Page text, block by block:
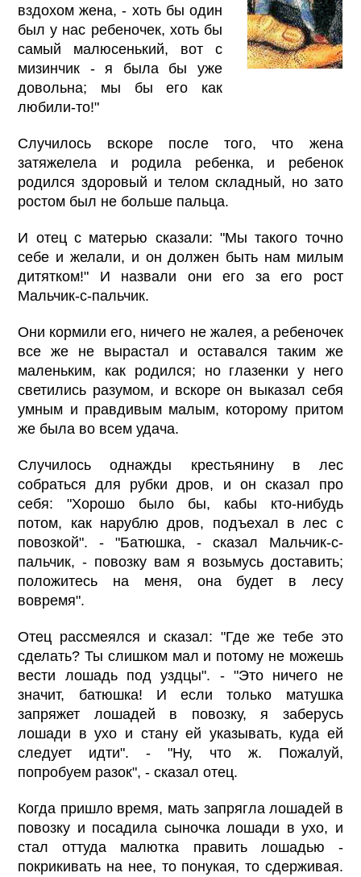
вздохом жена, - хоть бы один
был у нас ребеночек, хоть бы
самый малюсенький, вот с
мизинчик - я была бы уже
довольна; мы бы его как
любили-то!"
Случилось вскоре после того, что жена
затяжелела и родила ребенка, и ребенок
родился здоровый и телом складный, но зато
ростом был не больше пальца.
И отец с матерью сказали: "Мы такого точно
себе и желали, и он должен быть нам милым
дитятком!" И назвали они его за его рост
Мальчик-с-пальчик.
Они кормили его, ничего не жалея, а ребеночек
все же не вырастал и оставался таким же
маленьким, как родился; но глазенки у него
светились разумом, и вскоре он выказал себя
умным и правдивым малым, которому притом
же была во всем удача.
Случилось однажды крестьянину в лес
собраться для рубки дров, и он сказал про
себя: "Хорошо было бы, кабы кто-нибудь
потом, как нарублю дров, подъехал в лес с
повозкой". - "Батюшка, - сказал Мальчик-с-
пальчик, - повозку вам я возьмусь доставить;
положитесь на меня, она будет в лесу
вовремя".
Отец рассмеялся и сказал: "Где же тебе это
сделать? Ты слишком мал и потому не можешь
вести лошадь под уздцы". - "Это ничего не
значит, батюшка! И если только матушка
запряжет лошадей в повозку, я заберусь
лошади в ухо и стану ей указывать, куда ей
следует идти". - "Ну, что ж. Пожалуй,
попробуем разок", - сказал отец.
Когда пришло время, мать запрягла лошадей в
повозку и посадила сыночка лошади в ухо, и
стал оттуда малютка править лошадью -
покрикивать на нее, то понукая, то сдерживая.